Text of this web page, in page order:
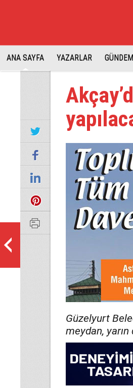
ANA SAYFA YAZARLAR GÜNDEM
Güzelyurt
meydan,